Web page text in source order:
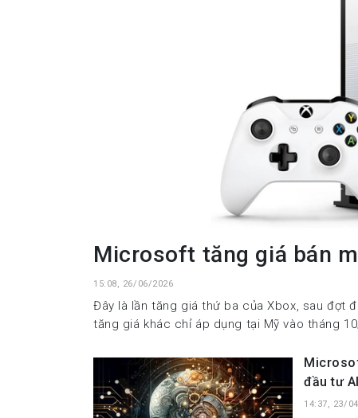
Microsoft tăng giá bán
15:08, 26/06/2026
Đây là lần tăng giá thứ ba của Xbox, sau đợt
tăng giá khác chỉ áp dụng tại Mỹ vào tháng
đầu tư AI
14:37, 23/